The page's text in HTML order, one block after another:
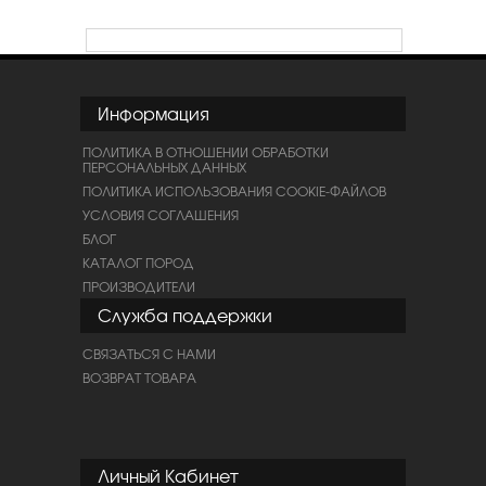
Информация
ПОЛИТИКА В ОТНОШЕНИИ ОБРАБОТКИ
ПЕРСОНАЛЬНЫХ ДАННЫХ
ПОЛИТИКА ИСПОЛЬЗОВАНИЯ COOKIE-ФАЙЛОВ
УСЛОВИЯ СОГЛАШЕНИЯ
БЛОГ
КАТАЛОГ ПОРОД
ПРОИЗВОДИТЕЛИ
Служба поддержки
СВЯЗАТЬСЯ С НАМИ
ВОЗВРАТ ТОВАРА
Личный Кабинет